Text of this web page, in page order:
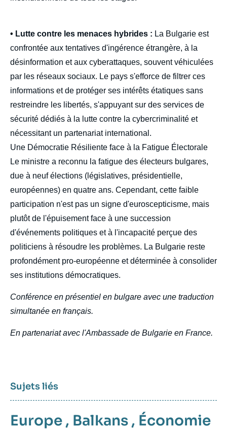
• Lutte contre les menaces hybrides : La Bulgarie est
confrontée aux tentatives d'ingérence étrangère, à la
désinformation et aux cyberattaques, souvent véhiculées
par les réseaux sociaux. Le pays s'efforce de filtrer ces
informations et de protéger ses intérêts étatiques sans
restreindre les libertés, s'appuyant sur des services de
sécurité dédiés à la lutte contre la cybercriminalité et
nécessitant un partenariat international.
Une Démocratie Résiliente face à la Fatigue Électorale
Le ministre a reconnu la fatigue des électeurs bulgares,
due à neuf élections (législatives, présidentielle,
européennes) en quatre ans. Cependant, cette faible
participation n'est pas un signe d'euroscepticisme, mais
plutôt de l'épuisement face à une succession
d'événements politiques et à l'incapacité perçue des
politiciens à résoudre les problèmes. La Bulgarie reste
profondément pro-européenne et déterminée à consolider
ses institutions démocratiques.
Conférence en présentiel en bulgare avec une traduction
simultanée en français.
En partenariat avec l'Ambassade de Bulgarie en France.
Sujets liés
Europe , Balkans , Économie